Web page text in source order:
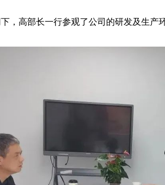
，高部长一行参观了公司的研发及生产环